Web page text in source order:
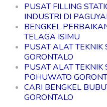
PUSAT FILLING
INDUSTRI DI
BENGKEL
TELAGA ISIMU
PUSAT ALAT TEKNIK
GORONTALO
PUSAT ALAT
POHUWATO
CARI BENGKEL
GORONTALO